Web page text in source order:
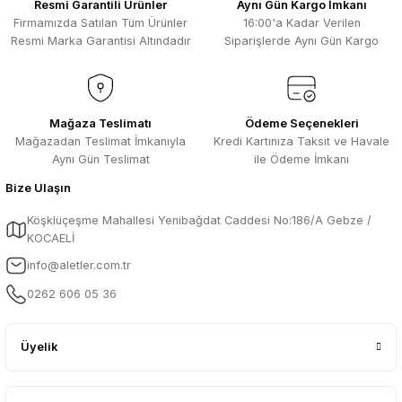
sarılmıştı. Gayet iyi
Ali Salih Yıldız | 10/07/2026
Hızlı sipariş ve güvenli paketleme için
çok teşekkürler ediyorum
F... D... | 06/07/2026
Makine çok iyi herkese tavsiye
üzerinden 4 ürünnaldım ve hızlı ve
sorunsuz bir şekilde tarafıma ulaştı çok
teşekkürler ediyorum
Resmi Garantili Ürünler
Firmamızda Satılan Tüm Ürünler
Resmi Marka Garantisi Altındadır
Aynı Gün Kargo İmkanı
16:00'a Kadar Verilen
Siparişlerde Aynı Gün Kargo
Mağaza Teslimatı
Mağazadan Teslimat İmkanıyla
Aynı Gün Teslimat
Ödeme Seçenekleri
Kredi Kartınıza Taksit ve Havale
ile Ödeme İmkanı
Bize Ulaşın
Köşklüçeşme Mahallesi Yenibağdat Caddesi No:186/A Gebze /
KOCAELİ
info@aletler.com.tr
0262 606 05 36
Üyelik